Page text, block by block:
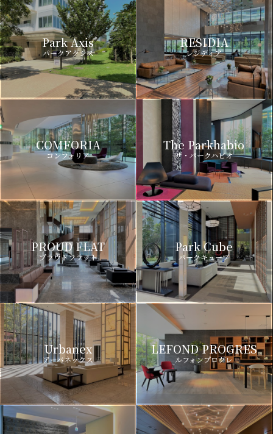
Park Axis
パークアクシス
RESIDIA
レジディア
COMFORIA
コンフォリア
The Parkhabio
ザ・パークハビオ
PROUD FLAT
プラウドフラット
Park Cube
パークキューブ
Urbanex
アーバネックス
LEFOND PROGRES
ルフォンプログレ